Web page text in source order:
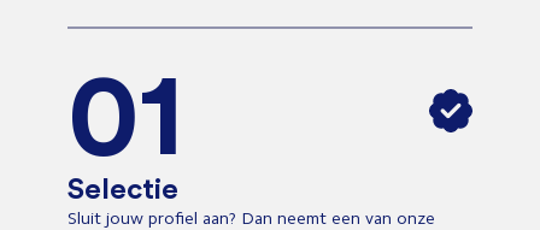
01
Selectie
Sluit jouw profiel aan? Dan neemt een van onze